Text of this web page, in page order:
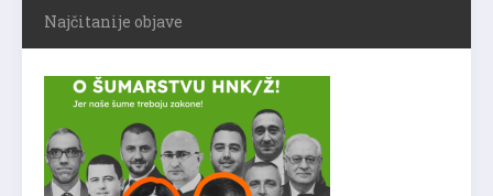
Najčitanije objave